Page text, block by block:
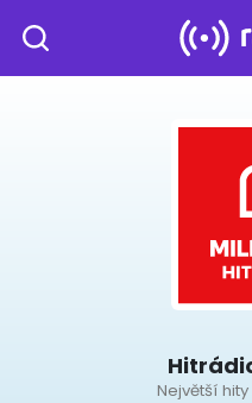
Největší